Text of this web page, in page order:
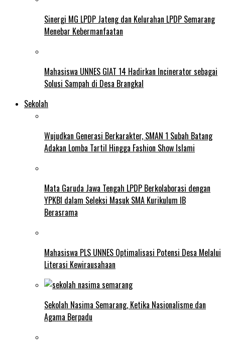
Sinergi MG LPDP Jateng dan Kelurahan LPDP Semarang
Menebar Kebermanfaatan
Mahasiswa UNNES GIAT 14 Hadirkan Incinerator sebagai
Solusi Sampah di Desa Brangkal
Sekolah
Wujudkan Generasi Berkarakter, SMAN 1 Subah Batang
Adakan Lomba Tartil Hingga Fashion Show Islami
Mata Garuda Jawa Tengah LPDP Berkolaborasi dengan
YPKBI dalam Seleksi Masuk SMA Kurikulum IB
Berasrama
Mahasiswa PLS UNNES Optimalisasi Potensi Desa Melalui
Literasi Kewirausahaan
Sekolah Nasima Semarang, Ketika Nasionalisme dan
Agama Berpadu